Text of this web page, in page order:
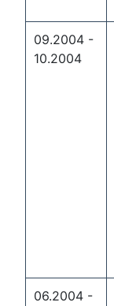
09.2004 -
10.2004
06.2004 -